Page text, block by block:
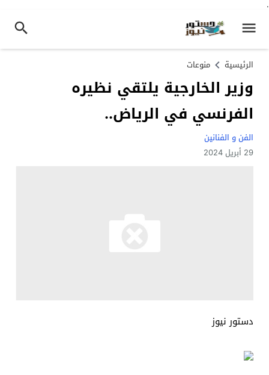
.
الرئيسية منوعات
وزير الخارجية يلتقي نظيره
الفرنسي في الرياض..
الفن و الفنانين
29 أبريل 2024
دستور نيوز